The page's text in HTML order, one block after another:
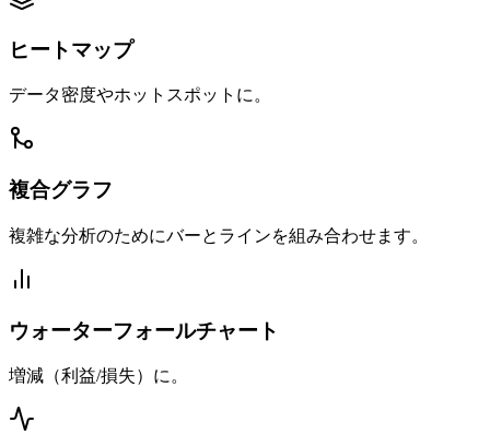
ヒートマップ
データ密度やホットスポットに。
複合グラフ
複雑な分析のためにバーとラインを組み合わせます。
ウォーターフォールチャート
増減（利益/損失）に。